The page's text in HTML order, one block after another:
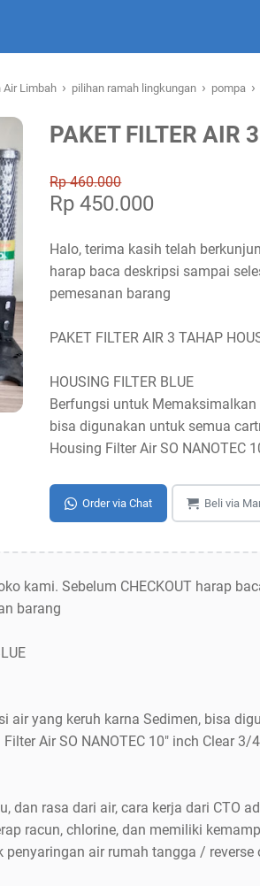
Air Limbah › pilihan ramah lingkungan › pompa ›
PAKET FILTER AIR
Rp 460.000
Rp 450.000
Halo, terima kasih telah
harap baca deskripsi sampai
pemesanan barang
PAKET FILTER AIR 3 TAHAP
HOUSING FILTER BLUE
Berfungsi untuk
bisa digunakan untuk semua
Housing Filter Air SO NANOTEC
Order via Chat Beli via
kami. Sebelum CHECKOUT harap
barang
air yang keruh karna Sedimen, bisa
Air SO NANOTEC 10" inch Clear 3/
dan rasa dari air, cara kerja dari CTO
racun, chlorine, dan memiliki
air rumah tangga / reverse